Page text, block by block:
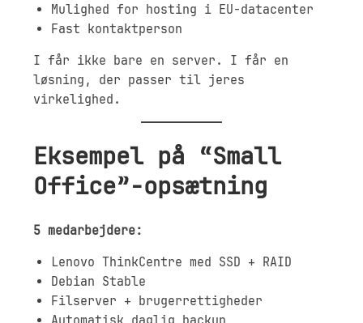
Mulighed for hosting i EU-datacenter
Fast kontaktperson
I får ikke bare en server. I får en
løsning, der passer til jeres
virkelighed.
Eksempel på “Small
Office”-opsætning
5 medarbejdere:
Lenovo ThinkCentre med SSD + RAID
Debian Stable
Filserver + brugerrettigheder